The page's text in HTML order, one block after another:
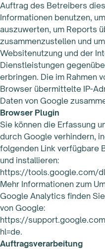
Auftrag des Betreibers
Informationen benutzen,
auszuwerten, um Reports
zusammenzustellen und
Websitenutzung und der
Dienstleistungen
erbringen. Die im Rahmen
Browser übermittelte IP-
Daten von Google
Browser Plugin
Sie können die Erfassung
durch Google verhindern,
folgenden Link verfügbare
und installieren:
https://tools.google.com/
Mehr Informationen zum
Google Analytics finden
von Google:
https://
hl=de.
Auftragsverarbeitung